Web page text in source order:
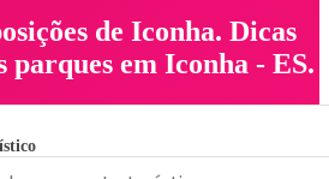
de Iconha. Dicas
parques em Iconha - ES.